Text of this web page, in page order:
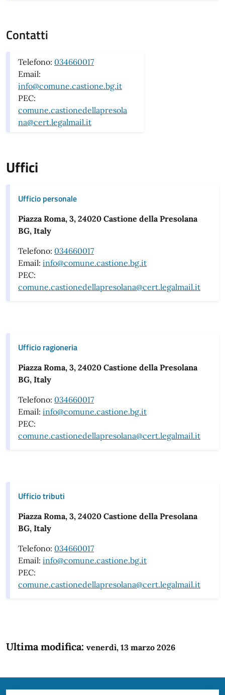
Contatti
Telefono: 034660017
Email:
info@comune.castione.bg.it
PEC:
comune.castionedellapresola
na@cert.legalmail.it
Uffici
Ufficio personale
Piazza Roma, 3, 24020 Castione della Presolana
BG, Italy
Telefono: 034660017
Email: info@comune.castione.bg.it
PEC:
comune.castionedellapresolana@cert.legalmail.it
Ufficio ragioneria
Piazza Roma, 3, 24020 Castione della Presolana
BG, Italy
Telefono: 034660017
Email: info@comune.castione.bg.it
PEC:
comune.castionedellapresolana@cert.legalmail.it
Ufficio tributi
Piazza Roma, 3, 24020 Castione della Presolana
BG, Italy
Telefono: 034660017
Email: info@comune.castione.bg.it
PEC:
comune.castionedellapresolana@cert.legalmail.it
Ultima modifica: venerdì, 13 marzo 2026